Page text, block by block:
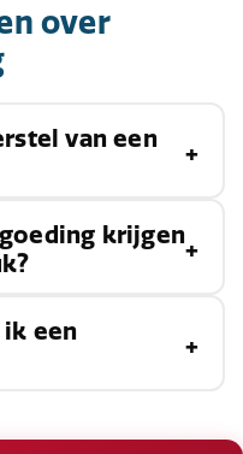
over
van een
varieert
breuk en de
patiënten
na enkele
krijgen
door de
zoals bij een
een